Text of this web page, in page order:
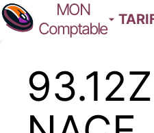
MON
Comptable